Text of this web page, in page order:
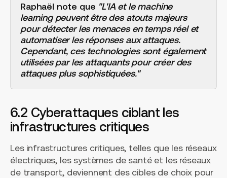
Raphaël note que "L'IA et le machine
learning peuvent être des atouts majeurs
pour détecter les menaces en temps réel et
automatiser les réponses aux attaques.
Cependant, ces technologies sont également
utilisées par les attaquants pour créer des
attaques plus sophistiquées."
6.2 Cyberattaques ciblant les
infrastructures critiques
Les infrastructures critiques, telles que les réseaux
électriques, les systèmes de santé et les réseaux
de transport, deviennent des cibles de choix pour